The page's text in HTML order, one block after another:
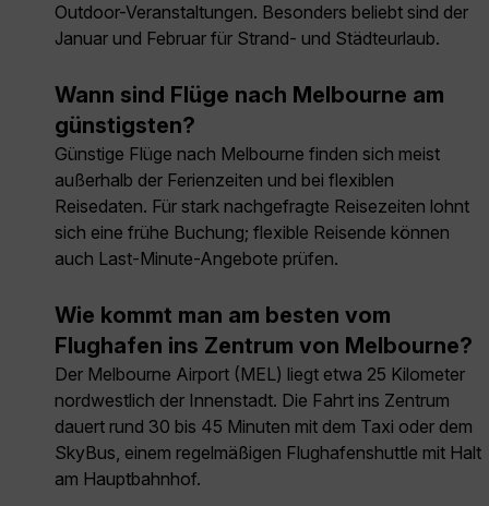
Outdoor-Veranstaltungen. Besonders beliebt sind der
Januar und Februar für Strand- und Städteurlaub.
Wann sind Flüge nach Melbourne am
günstigsten?
Günstige Flüge nach Melbourne finden sich meist
außerhalb der Ferienzeiten und bei flexiblen
Reisedaten. Für stark nachgefragte Reisezeiten lohnt
sich eine frühe Buchung; flexible Reisende können
auch Last-Minute-Angebote prüfen.
Wie kommt man am besten vom
Flughafen ins Zentrum von Melbourne?
Der Melbourne Airport (MEL) liegt etwa 25 Kilometer
nordwestlich der Innenstadt. Die Fahrt ins Zentrum
dauert rund 30 bis 45 Minuten mit dem Taxi oder dem
SkyBus, einem regelmäßigen Flughafenshuttle mit Halt
am Hauptbahnhof.